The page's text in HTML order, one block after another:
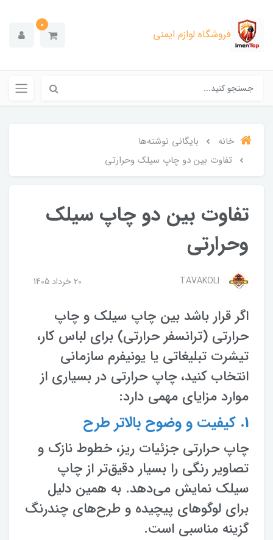
فروشگاه لوازم ایمنی
0
خانه
بایگانی نوشته‌ها
تفاوت بین دو چاپ سیلک وحرارتی
تفاوت بین دو چاپ سیلک
وحرارتی
TAVAKOLI 20 خرداد 1405
اگر قرار باشد بین چاپ سیلک و چاپ
حرارتی (ترانسفر حرارتی) برای لباس کار،
تیشرت تبلیغاتی یا یونیفرم سازمانی
انتخاب کنید، چاپ حرارتی در بسیاری از
موارد مزایای مهمی دارد:
1. کیفیت و وضوح بالاتر طرح
چاپ حرارتی جزئیات ریز، خطوط نازک و
تصاویر رنگی را بسیار دقیق‌تر از چاپ
سیلک نمایش می‌دهد. به همین دلیل
برای لوگوهای پیچیده و طرح‌های چندرنگ
گزینه مناسبی است.